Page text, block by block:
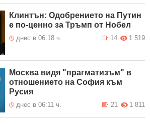
Клинтън: Одобрението на Путин
е по-ценно за Тръмп от Нобел
днес в 06:18 ч. 1 519
14
Москва видя "прагматизъм" в
отношението на София към
Русия
днес в 06:11 ч. 1 811
21